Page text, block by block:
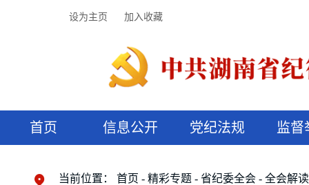
设为主页 加入收藏
首页 信息公开 党纪法规 监督
当前位置： 首页 精彩专题 省纪委全会 全会解读